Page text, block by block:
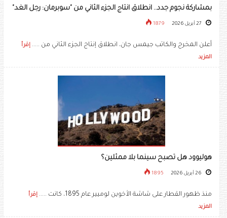
بمشاركة نجوم جدد.. انطلاق انتاج الجزء الثاني من "سوبرمان: رجل الغد"
1879
أعلن المخرج والكاتب جيمس جان، انطلاق إنتاج الجزء الثاني من ..... إقرأ
المزيد
هوليوود هل تصبح سينما بلا ممثلين؟
1895
منذ ظهور القطار على شاشة الأخوين لوميير عام 1895، كانت .....
إقرأ
المزيد